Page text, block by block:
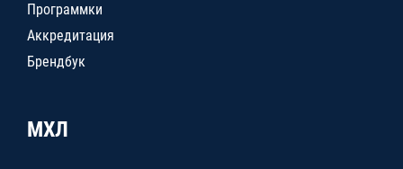
Программки
Аккредитация
Брендбук
МХЛ